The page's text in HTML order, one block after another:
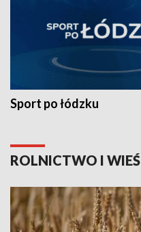
Sport po łódzku
ROLNICTWO I WIEŚ